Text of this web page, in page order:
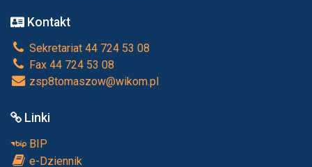
Kontakt
Sekretariat 44 724 53 08
Fax 44 724 53 08
zsp8tomaszow@wikom.pl
Linki
BIP
e-Dziennik